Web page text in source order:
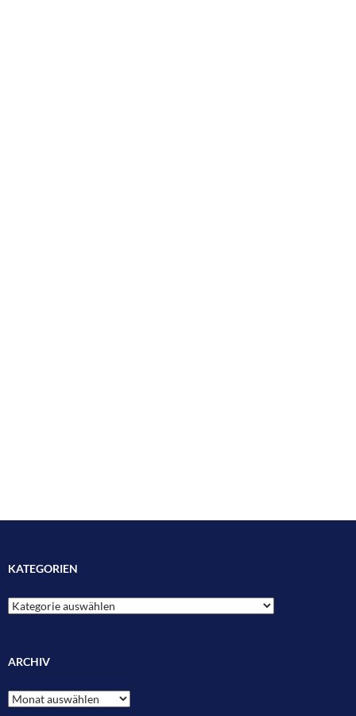
KATEGORIEN
Kategorien
ARCHIV
Archiv